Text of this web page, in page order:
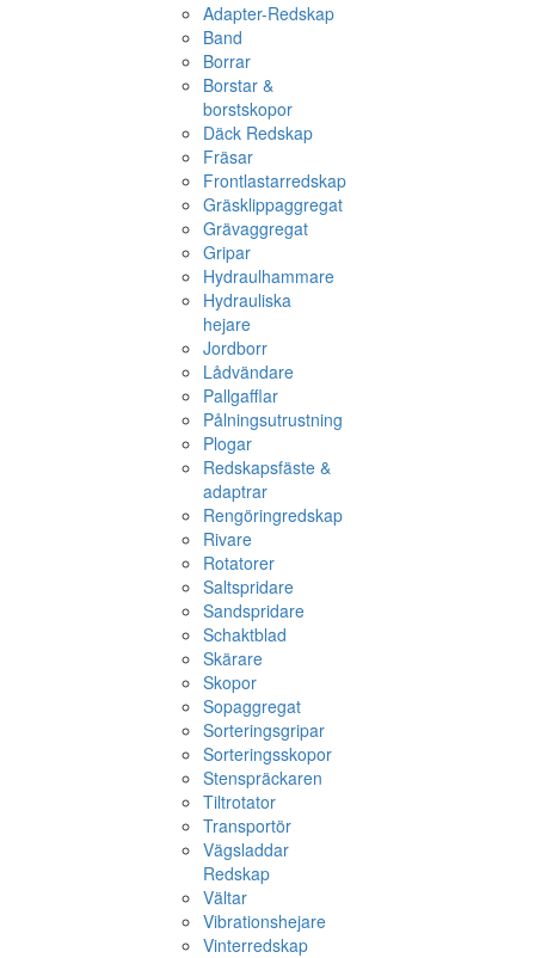
Adapter-Redskap
Band
Borrar
Borstar &
borstskopor
Däck Redskap
Fräsar
Frontlastarredskap
Gräsklippaggregat
Grävaggregat
Gripar
Hydraulhammare
Hydrauliska
hejare
Jordborr
Lådvändare
Pallgafflar
Pålningsutrustning
Plogar
Redskapsfäste &
adaptrar
Rengöringredskap
Rivare
Rotatorer
Saltspridare
Sandspridare
Schaktblad
Skärare
Skopor
Sopaggregat
Sorteringsgripar
Sorteringsskopor
Stenspräckaren
Tiltrotator
Transportör
Vägsladdar
Redskap
Vältar
Vibrationshejare
Vinterredskap